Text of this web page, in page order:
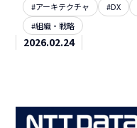
#アーキテクチャ
#DX
#組織・戦略
2026.02.24